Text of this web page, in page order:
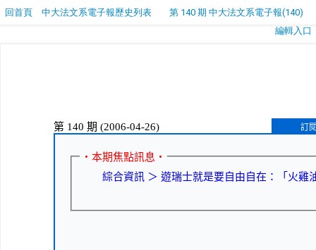
回首頁 中大法文系電子報歷史列表
第 140 期 中大法文系電子報(140)
編輯入口